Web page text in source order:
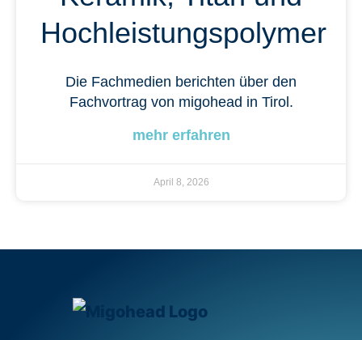
Hochleistungspolymer
Die Fachmedien berichten über den
Fachvortrag von migohead in Tirol.
mehr erfahren
April 8, 2026